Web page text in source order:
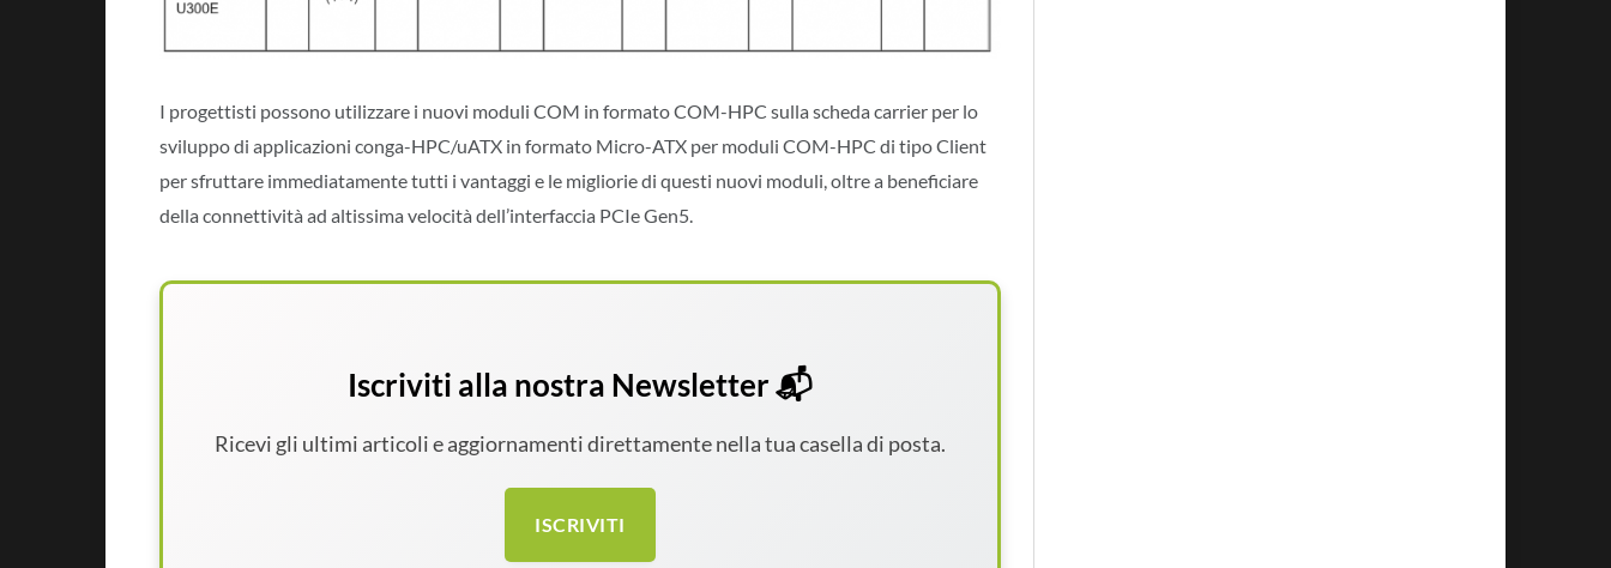
I progettisti possono utilizzare i nuovi moduli COM in formato COM-HPC sulla scheda carrier per lo
sviluppo di applicazioni conga-HPC/uATX in formato Micro-ATX per moduli COM-HPC di tipo Client
per sfruttare immediatamente tutti i vantaggi e le migliorie di questi nuovi moduli, oltre a beneficiare
della connettività ad altissima velocità dell’interfaccia PCIe Gen5.
Iscriviti alla nostra Newsletter 📬
Ricevi gli ultimi articoli e aggiornamenti direttamente nella tua casella di posta.
ISCRIVITI